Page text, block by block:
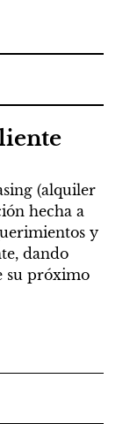
(alquiler
hecha a
y
dando
su próximo